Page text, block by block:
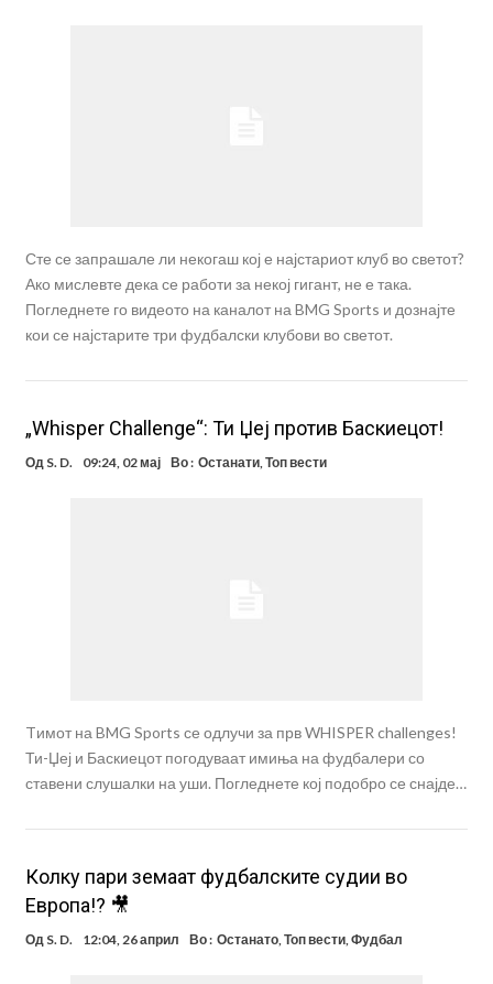
Сте се запрашале ли некогаш кој е најстариот клуб во светот?
Ако мислевте дека се работи за некој гигант, не е така.
Погледнете го видеото на каналот на BMG Sports и дознајте
кои се најстарите три фудбалски клубови во светот.
„Whisper Challenge“: Ти Џеј против Баскиецот!
Од S. D. 09:24, 02 мај Во : Останати,Топ вести
Tимот на BMG Sports се одлучи за прв WHISPER challenges!
Ти-Џеј и Баскиецот погодуваат имиња на фудбалери со
ставени слушалки на уши. Погледнете кој подобро се снајде…
Колку пари земаат фудбалските судии во
Европа!? 🎥
Од S. D. 12:04, 26 април Во : Останато, Топ вести, Фудбал